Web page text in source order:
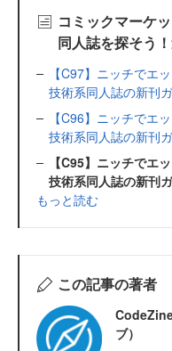
コミックマーケ
同人誌を探そう
【C97】ニッチでエ
技術系同人誌の新刊
【C96】ニッチでエ
技術系同人誌の新刊
【C95】ニッチでエ
技術系同人誌の新刊
もっと読む
この記事の著者
ブ）